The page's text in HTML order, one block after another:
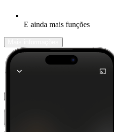
E ainda mais funções